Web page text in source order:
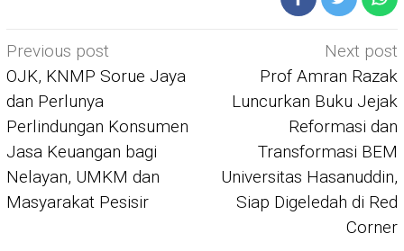
Post
navigation
Previous post
OJK, KNMP Sorue Jaya
dan Perlunya
Perlindungan Konsumen
Jasa Keuangan bagi
Nelayan, UMKM dan
Masyarakat Pesisir
Next post
Prof Amran Razak
Luncurkan Buku Jejak
Reformasi dan
Transformasi BEM
Universitas Hasanuddin,
Siap Digeledah di Red
Corner